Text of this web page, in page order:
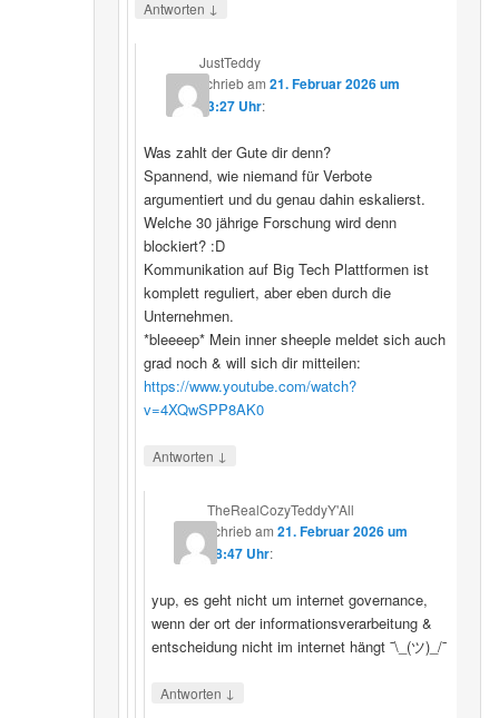
Antworten ↓
JustTeddy
schriebam 21. Februar 2026 um
13:27 Uhr:
Was zahlt der Gute dir denn?
Spannend, wie niemand für Verbote
argumentiert und du genau dahin eskalierst.
Welche 30 jährige Forschung wird denn
blockiert? :D
Kommunikation auf Big Tech Plattformen ist
komplett reguliert, aber eben durch die
Unternehmen.
*bleeeep* Mein inner sheeple meldet sich auch
grad noch & will sich dir mitteilen:
https://www.youtube.com/watch?
v=4XQwSPP8AK0
Antworten ↓
TheRealCozyTeddyY'All
schriebam21. Februar 2026 um
18:47 Uhr:
yup, es geht nicht um internet governance,
wenn der ort der informationsverarbeitung &
entscheidung nicht im internet hängt ¯\_(ツ)_/¯
Antworten ↓